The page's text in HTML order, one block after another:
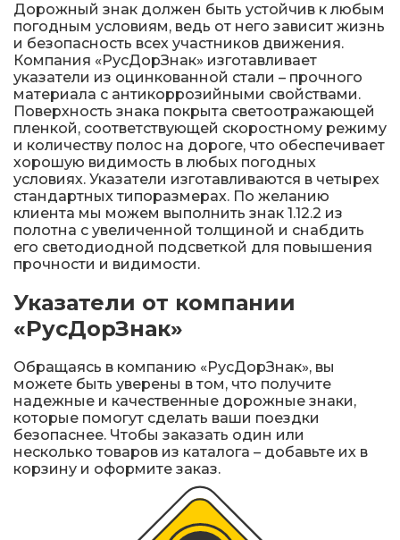
Дорожный знак должен быть устойчив к любым
погодным условиям, ведь от него зависит жизнь
и безопасность всех участников движения.
Компания «РусДорЗнак» изготавливает
указатели из оцинкованной стали – прочного
материала с антикоррозийными свойствами.
Поверхность знака покрыта светоотражающей
пленкой, соответствующей скоростному режиму
и количеству полос на дороге, что обеспечивает
хорошую видимость в любых погодных
условиях. Указатели изготавливаются в четырех
стандартных типоразмерах. По желанию
клиента мы можем выполнить знак 1.12.2 из
полотна с увеличенной толщиной и снабдить
его светодиодной подсветкой для повышения
прочности и видимости.
Указатели от компании
«РусДорЗнак»
Обращаясь в компанию «РусДорЗнак», вы
можете быть уверены в том, что получите
надежные и качественные дорожные знаки,
которые помогут сделать ваши поездки
безопаснее. Чтобы заказать один или
несколько товаров из каталога – добавьте их в
корзину и оформите заказ.